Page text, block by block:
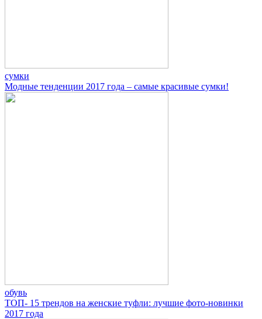
сумки
Модные тенденции 2017 года – самые красивые сумки!
обувь
ТОП- 15 трендов на женские туфли: лучшие фото-новинки
2017 года